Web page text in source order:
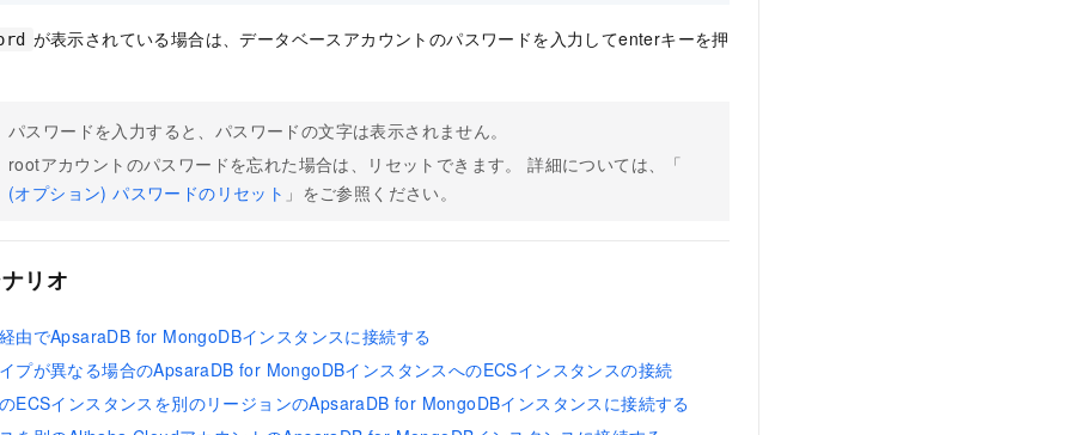
が表示されている場合は、データベースアカウントのパスワードを入力してenterキーを押
パスワードを入力すると、パスワードの文字は表示されません。
rootアカウントのパスワードを忘れた場合は、リセットできます。 詳細については、「
(オプション) パスワードのリセット 」をご参照ください。
リオ
由でApsaraDB for MongoDBインスタンスに接続する
プが異なる場合のApsaraDB for MongoDBインスタンスへのECSインスタンスの接続
ECSインスタンスを別のリージョンのApsaraDB for MongoDBインスタンスに接続する